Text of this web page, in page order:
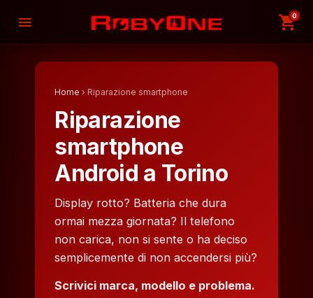
menu shopping_cart
0
Home › Riparazione smartphone
Riparazione
smartphone
Android a Torino
Display rotto? Batteria che dura
ormai mezza giornata? Il telefono
non carica, non si sente o ha deciso
semplicemente di non accendersi più?
Scrivici marca, modello e problema.